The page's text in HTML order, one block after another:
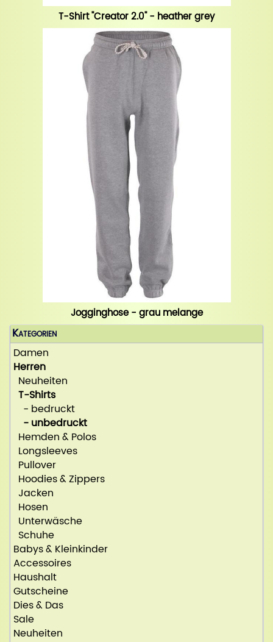
T-Shirt "Creator 2.0" - heather grey
Jogginghose - grau melange
Kategorien
Damen
Herren
Neuheiten
T-Shirts
- bedruckt
- unbedruckt
Hemden & Polos
Longsleeves
Pullover
Hoodies & Zippers
Jacken
Hosen
Unterwäsche
Schuhe
Babys & Kleinkinder
Accessoires
Haushalt
Gutscheine
Dies & Das
Sale
Neuheiten